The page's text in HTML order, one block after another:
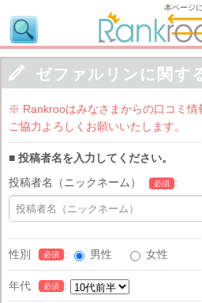
 ゼファルリンに関す
※ Rankrooはみなさまからの口コミ情
ご協力よろしくお願いいたします。
■ 投稿者名を入力してください。
投稿者名（ニックネーム）
必須 :
性別 必須 : 男性 女性
年代 必須 :
本ページ